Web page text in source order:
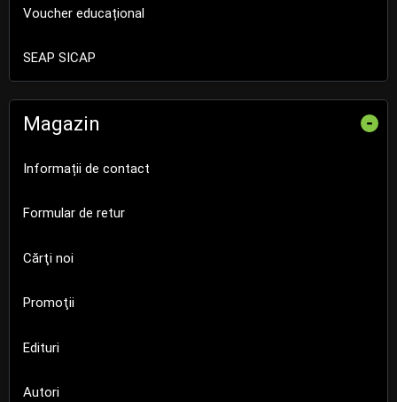
Voucher educațional
SEAP SICAP
Magazin -
Informații de contact
Formular de retur
Cărţi noi
Promoţii
Edituri
Autori